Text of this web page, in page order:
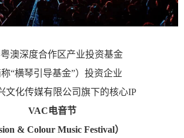
澳深度合作区产业投资基金
称“横琴引导基金”）投资企业
文化传媒有限公司旗下的核心IP
VAC电音节
& Colour Music Festival）